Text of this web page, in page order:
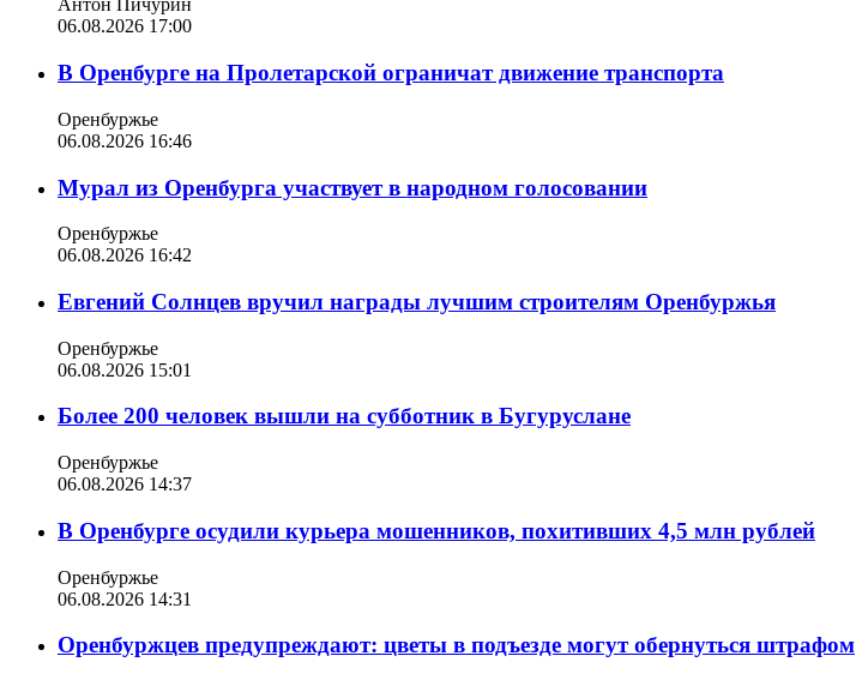
Антон Пичурин
06.08.2026 17:00
В Оренбурге на Пролетарской ограничат движение транспорта
Оренбуржье
06.08.2026 16:46
Мурал из Оренбурга участвует в народном голосовании
Оренбуржье
06.08.2026 16:42
Евгений Солнцев вручил награды лучшим строителям Оренбуржья
Оренбуржье
06.08.2026 15:01
Более 200 человек вышли на субботник в Бугуруслане
Оренбуржье
06.08.2026 14:37
В Оренбурге осудили курьера мошенников, похитивших 4,5 млн рублей
Оренбуржье
06.08.2026 14:31
Оренбуржцев предупреждают: цветы в подъезде могут обернуться штрафом